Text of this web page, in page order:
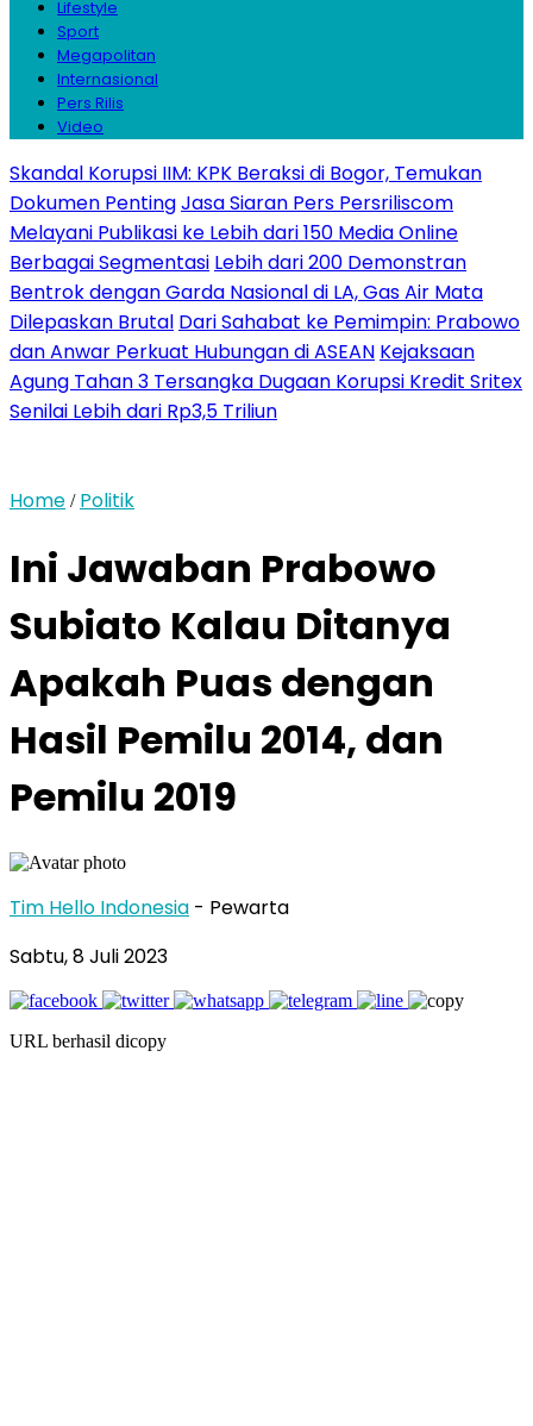
Lifestyle
Sport
Megapolitan
Internasional
Pers Rilis
Video
Skandal Korupsi IIM: KPK Beraksi di Bogor, Temukan
Dokumen PentingJasa Siaran Pers Persriliscom
Melayani Publikasi ke Lebih dari 150 Media Online
Berbagai Segmentasi Lebih dari 200 Demonstran
Bentrok dengan Garda Nasional di LA, Gas Air Mata
Dilepaskan Brutal Dari Sahabat ke Pemimpin: Prabowo
dan Anwar Perkuat Hubungan di ASEAN Kejaksaan
Agung Tahan 3 Tersangka Dugaan Korupsi Kredit Sritex
Senilai Lebih dari Rp3,5 Triliun
Home / Politik
Ini Jawaban Prabowo
Subiato Kalau Ditanya
Apakah Puas dengan
Hasil Pemilu 2014, dan
Pemilu 2019
Tim Hello Indonesia - Pewarta
Sabtu, 8 Juli 2023
URL berhasil dicopy